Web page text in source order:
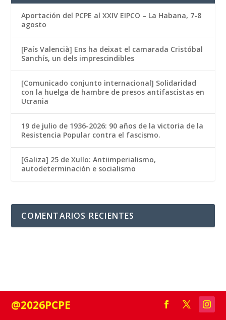
Aportación del PCPE al XXIV EIPCO – La Habana, 7-8
agosto
[País Valencià] Ens ha deixat el camarada Cristóbal
Sanchís, un dels imprescindibles
[Comunicado conjunto internacional] Solidaridad
con la huelga de hambre de presos antifascistas en
Ucrania
19 de julio de 1936-2026: 90 años de la victoria de la
Resistencia Popular contra el fascismo.
[Galiza] 25 de Xullo: Antiimperialismo,
autodeterminación e socialismo
COMENTARIOS RECIENTES
@2026PCPE